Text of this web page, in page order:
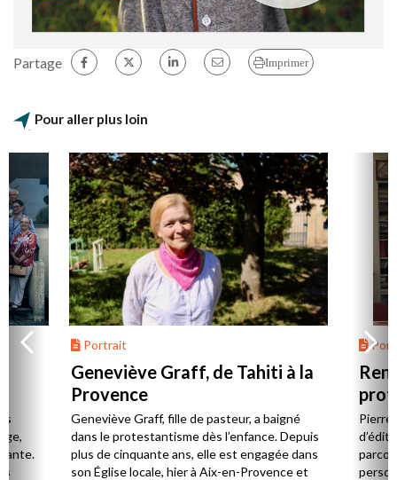
Partage Imprimer
Pour aller plus loin
Portrait
Geneviève Graff, de Tahiti à la
Provence
Geneviève Graff, fille de pasteur, a baigné
dans le protestantisme dès l’enfance. Depuis
plus de cinquante ans, elle est engagée dans
son Église locale, hier à Aix-en-Provence et